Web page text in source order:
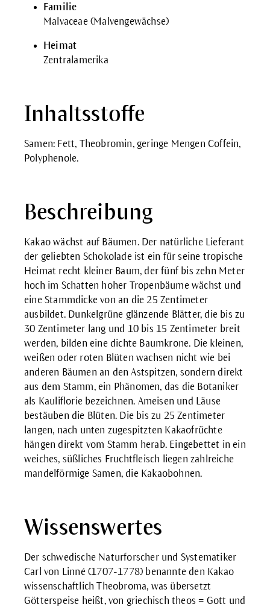
Familie
Malvaceae (Malvengewächse)
Heimat
Zentralamerika
Inhaltsstoffe
Samen: Fett, Theobromin, geringe Mengen Coffein,
Polyphenole.
Beschreibung
Kakao wächst auf Bäumen. Der natürliche Lieferant
der geliebten Schokolade ist ein für seine tropische
Heimat recht kleiner Baum, der fünf bis zehn Meter
hoch im Schatten hoher Tropenbäume wächst und
eine Stammdicke von an die 25 Zentimeter
ausbildet. Dunkelgrüne glänzende Blätter, die bis zu
30 Zentimeter lang und 10 bis 15 Zentimeter breit
werden, bilden eine dichte Baumkrone. Die kleinen,
weißen oder roten Blüten wachsen nicht wie bei
anderen Bäumen an den Astspitzen, sondern direkt
aus dem Stamm, ein Phänomen, das die Botaniker
als Kauliflorie bezeichnen. Ameisen und Läuse
bestäuben die Blüten. Die bis zu 25 Zentimeter
langen, nach unten zugespitzten Kakaofrüchte
hängen direkt vom Stamm herab. Eingebettet in ein
weiches, süßliches Fruchtfleisch liegen zahlreiche
mandelförmige Samen, die Kakaobohnen.
Wissenswertes
Der schwedische Naturforscher und Systematiker
Carl von Linné (1707-1778) benannte den Kakao
wissenschaftlich Theobroma, was übersetzt
Götterspeise heißt, von griechisch theos = Gott und